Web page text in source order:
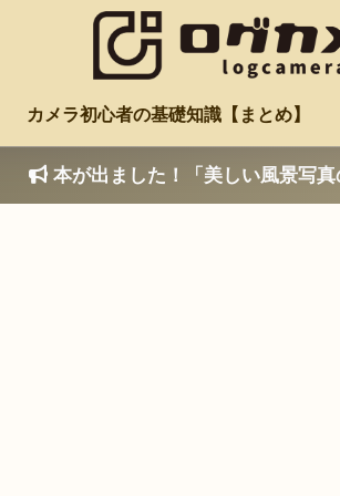
カメラ初心者の基礎知識【まとめ】
本が出ました！「美しい風景写真